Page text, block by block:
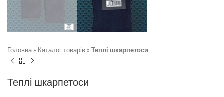
Головна » Каталог товарів » Теплі шкарпетоси
Теплі шкарпетоси